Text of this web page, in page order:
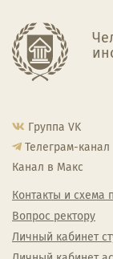
Группа VK
Телеграм-канал
Канал в Макс
Контакты и схема
Вопрос ректору
Личный кабинет